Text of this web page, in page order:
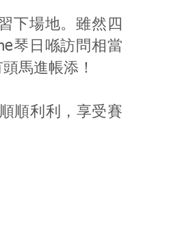
下場地。雖然四
琴日喺訪問相當
馬進帳添！
順利利，享受賽